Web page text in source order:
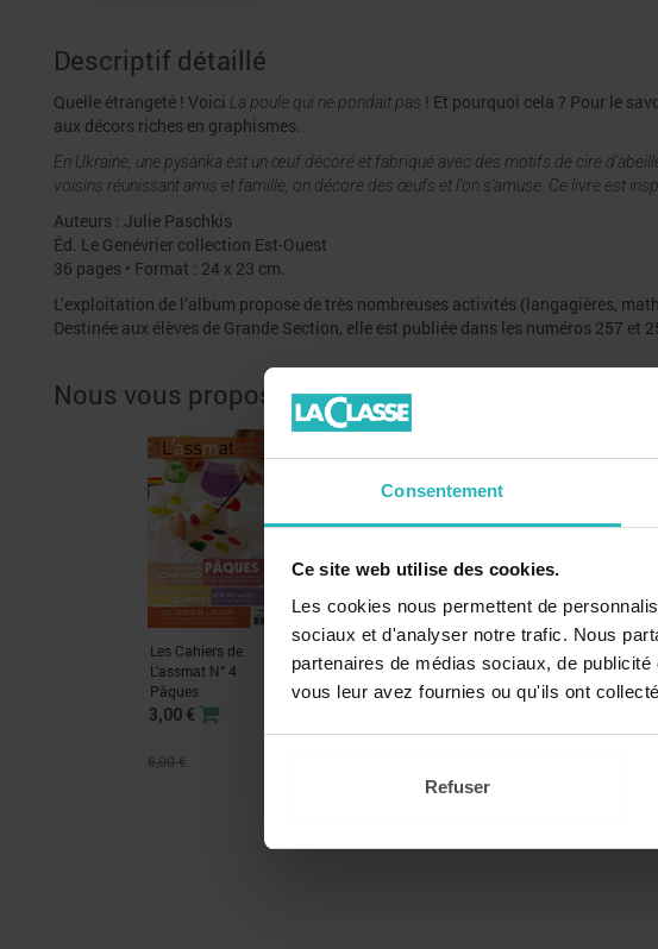
Consentement
Ce site web utilise des cookies.
Les cookies nous permettent de
sociaux et d'analyser notre trafic. Nous
partenaires de médias sociaux, de
vous leur avez fournies ou qu'ils ont
Refuser
Descriptif détaillé
Quelle étrangeté ! Voici La poule qui ne pondait pas ! Et pourquoi cela ? Pour le
aux décors riches en graphismes.
En Ukraine, une pysanka est un œuf décoré et fabriqué avec des motifs de cire
voisins réunissant amis et famille, on décore des œufs et l'on s'amuse. Ce livre est
Auteurs : Julie Paschkis
Éd. Le Genévrier collection Est-Ouest
36 pages • Format : 24 x 23 cm.
L’exploitation de l’album propose de très nombreuses activités (langagières,
Destinée aux élèves de Grande Section, elle est publiée dans les numéros 257 et
Nous vous proposons également
Les Cahiers de
L'assmat N° 4
Pâques
3,00 €
6,00 €
La Classe Maternelle
257 - Mars 2017
Les œufs de Paulette
- Kit pédagogique
MS/GS